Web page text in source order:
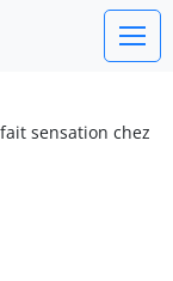
sensation chez